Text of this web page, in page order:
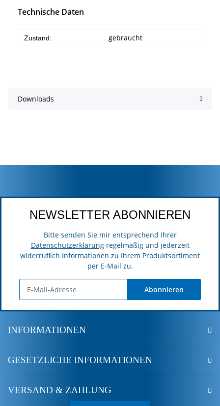
Technische Daten
Zustand: gebraucht
Downloads
NEWSLETTER ABONNIEREN
Bitte senden Sie mir entsprechend Ihrer
Datenschutzerklärungregelmäßig und jederzeit
widerruflich Informationen zu Ihrem Produktsortiment
per E-Mail zu.
Abonnieren
INFORMATIONEN
GESETZLICHE INFORMATIONEN
VERSAND & ZAHLUNG